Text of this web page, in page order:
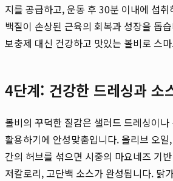
지를 공급하고, 운동 후 30분 이내에 섭
백질이 손상된 근육의 회복과 성장을 돕
보충제 대신 건강하고 맛있는 볼비로 스
4단계: 건강한 드레싱과 소
볼비의 꾸덕한 질감은 샐러드 드레싱이
활용하기에 안성맞춤입니다. 올리브 오
간의 허브를 섞으면 시중의 마요네즈 기
저칼로리, 고단백 소스가 완성됩니다. 닭